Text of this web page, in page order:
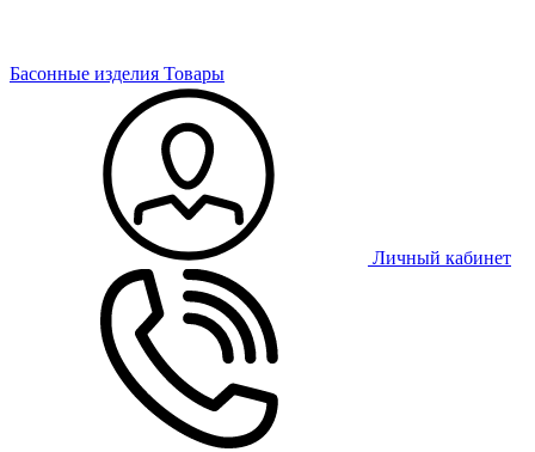
Басонные изделия Товары
Личный кабинет